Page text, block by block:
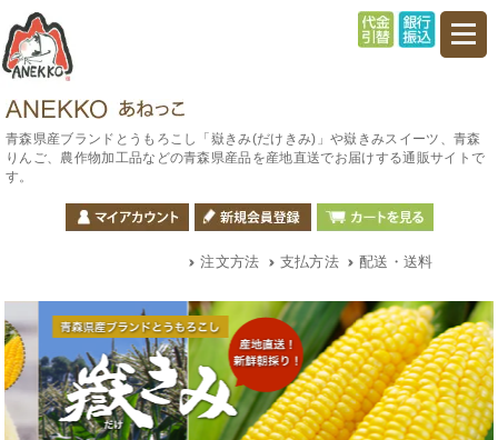
青森県産ブランドとうもろこし「嶽きみ(だけきみ)」や嶽きみスイーツ、青森
りんご、農作物加工品などの青森県産品を産地直送でお届けする通販サイトで
す。
配送・送料
支払方法
注文方法